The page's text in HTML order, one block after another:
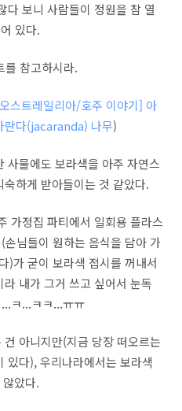
다 보니 사람들이 정원을 참 열
있다.
를 참고하시라.
스트레일리아/호주 이야기] 아
란다(jacaranda) 나무)
사물에도 보라색을 아주 자연스
하게 받아들이는 것 같았다.
가정집 파티에서 일회용 플라스
님들이 원하는 음식을 담아 가
)가 굳이 보라색 접시를 꺼내서
내가 그거 쓰고 싶어서 눈독
ㅋ...ㅋㅋ...ㅠㅠ
아니지만(지금 당장 떠오르는
있다), 우리나라에서는 보라색
았다.